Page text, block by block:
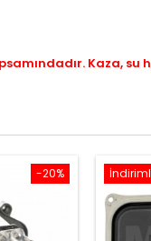
Kaza,
-20%